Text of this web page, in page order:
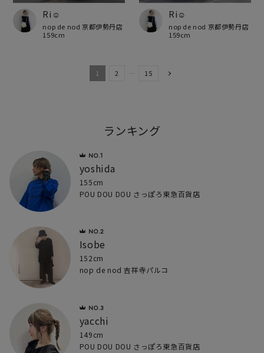
Ri☺︎
nop de nod 京都伊勢丹店
159cm
Ri☺︎
nop de nod 京都伊勢丹店
159cm
1 2 … 15
ランキング
yoshida
155cm
POU DOU DOU さっぽろ東急百貨店
Isobe
152cm
nop de nod 吉祥寺パルコ
yacchi
149cm
POU DOU DOU さっぽろ東急百貨店